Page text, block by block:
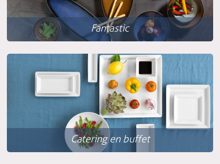
Fantastic
Catering en buffet